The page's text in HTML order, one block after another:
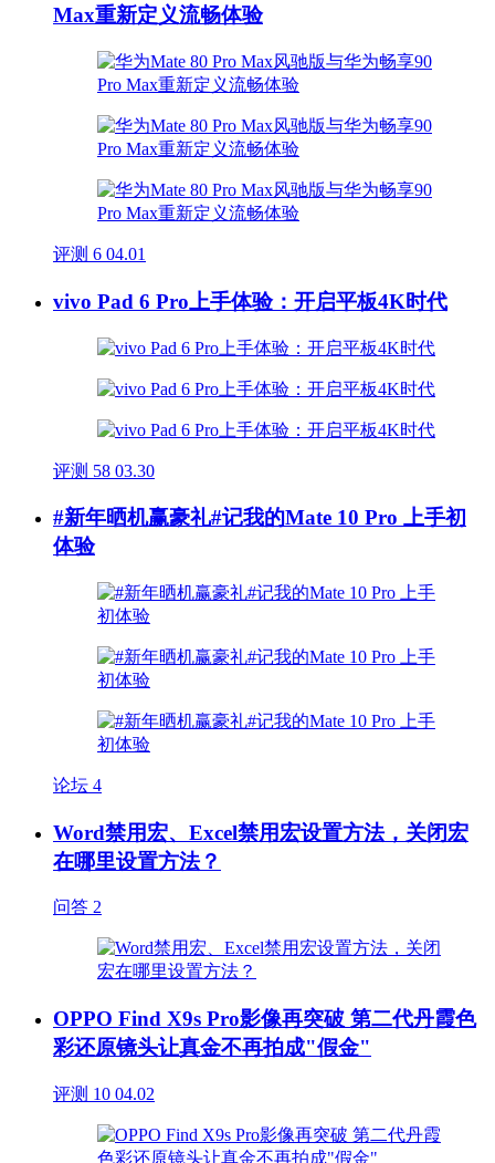
Max重新定义流畅体验
评测 6 04.01
vivo Pad 6 Pro上手体验：开启平板4K时代
评测 58 03.30
#新年晒机赢豪礼#记我的Mate 10 Pro 上手初
体验
论坛 4
Word禁用宏、Excel禁用宏设置方法，关闭宏
在哪里设置方法？
问答 2
OPPO Find X9s Pro影像再突破 第二代丹霞色
彩还原镜头让真金不再拍成"假金"
评测 10 04.02